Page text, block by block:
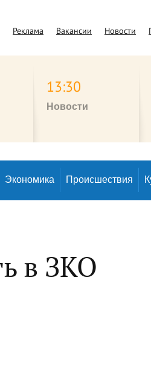
Реклама Вакансии Новости
13:30
Новости
Экономика Происшествия
в ЗКО